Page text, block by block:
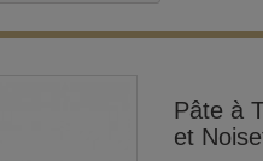
Pâte à
et